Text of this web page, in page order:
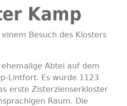
Kamp
Besuch des Klosters
Abtei auf dem
Lintfort. Es wurde 1123
erste Zisterzienserkloster
Raum. Die